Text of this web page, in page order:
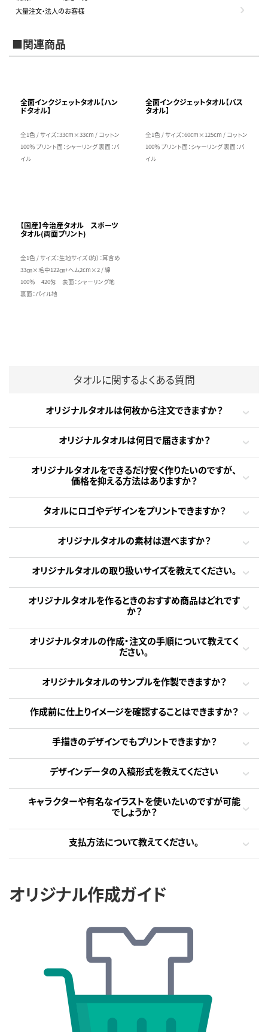
大量注文・法人のお客様
■関連商品
全面インクジェットタオル【ハン
ドタオル】
全1色 / サイズ：33cm×33cm / コットン
100％ プリント面：シャーリング 裏面：パ
イル
全面インクジェットタオル【バス
タオル】
全1色 / サイズ：60cm×125cm / コットン
100％ プリント面：シャーリング 裏面：パ
イル
【国産】今治産タオル スポーツ
タオル(両面プリント)
全1色 / サイズ：生地サイズ（約）：耳含め
33㎝×毛中122㎝+ヘム2cm×2 / 綿
100％ 420匁 表面：シャーリング地
裏面：パイル地
タオルに関するよくある質問
オリジナルタオルは何枚から注文できますか？
オリジナルタオルは何日で届きますか？
オリジナルタオルをできるだけ安く作りたいのですが、
価格を抑える方法はありますか？
タオルにロゴやデザインをプリントできますか？
オリジナルタオルの素材は選べますか？
オリジナルタオルの取り扱いサイズを教えてください。
オリジナルタオルを作るときのおすすめ商品はどれです
か？
オリジナルタオルの作成・注文の手順について教えてく
ださい。
オリジナルタオルのサンプルを作製できますか？
作成前に仕上りイメージを確認することはできますか？
手描きのデザインでもプリントできますか？
デザインデータの入稿形式を教えてください
キャラクターや有名なイラストを使いたいのですが可能
でしょうか？
支払方法について教えてください。
オリジナル作成ガイド